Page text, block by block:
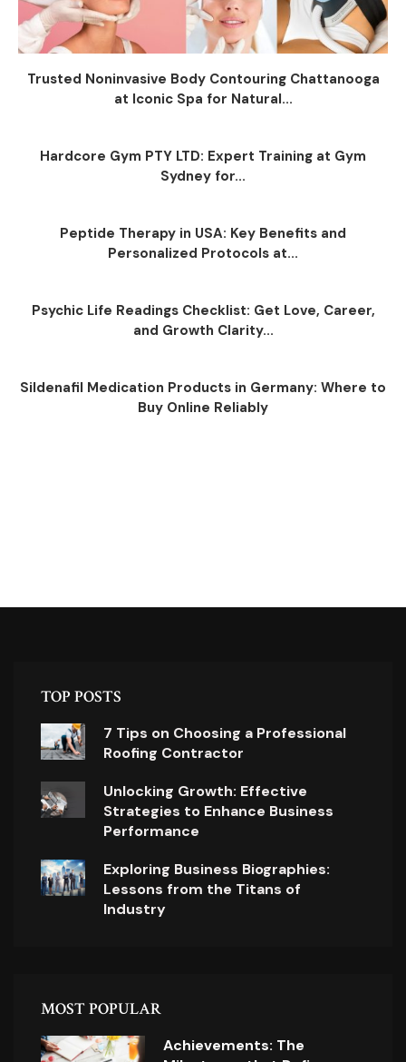
Trusted Noninvasive Body Contouring Chattanooga
at Iconic Spa for Natural...
Hardcore Gym PTY LTD: Expert Training at Gym
Sydney for...
Peptide Therapy in USA: Key Benefits and
Personalized Protocols at...
Psychic Life Readings Checklist: Get Love, Career,
and Growth Clarity...
Sildenafil Medication Products in Germany: Where to
Buy Online Reliably
TOP POSTS
7 Tips on Choosing a Professional
Roofing Contractor
Unlocking Growth: Effective
Strategies to Enhance Business
Performance
Exploring Business Biographies:
Lessons from the Titans of
Industry
MOST POPULAR
Achievements: The